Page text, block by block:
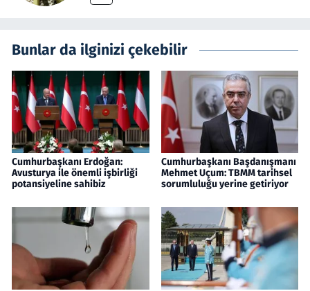
Bunlar da ilginizi çekebilir
Cumhurbaşkanı Erdoğan:
Avusturya ile önemli işbirliği
potansiyeline sahibiz
Cumhurbaşkanı Başdanışmanı
Mehmet Uçum: TBMM tarihsel
sorumluluğu yerine getiriyor